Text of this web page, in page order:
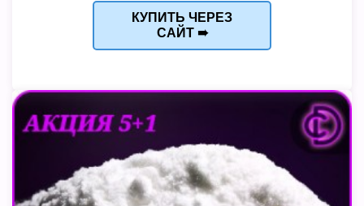
КУПИТЬ ЧЕРЕЗ
САЙТ ➠